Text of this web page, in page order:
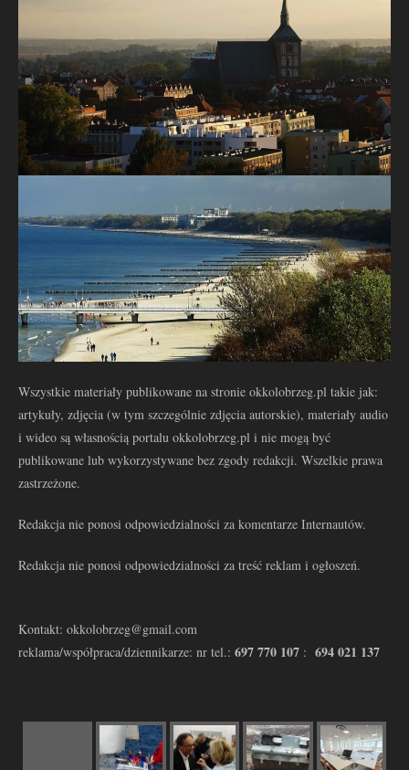
Wszystkie materiały publikowane na stronie okkolobrzeg.pl takie jak:
artykuły, zdjęcia (w tym szczególnie zdjęcia autorskie), materiały audio
i wideo są własnością portalu okkolobrzeg.pl i nie mogą być
publikowane lub wykorzystywane bez zgody redakcji. Wszelkie prawa
zastrzeżone.
Redakcja nie ponosi odpowiedzialności za komentarze Internautów.
Redakcja nie ponosi odpowiedzialności za treść reklam i ogłoszeń.
Kontakt: okkolobrzeg@gmail.com
reklama/współpraca/dziennikarze: nr tel.: 697 770 107 : 694 021 137